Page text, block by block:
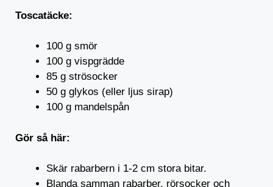
Toscatäcke:
100 g smör
100 g vispgrädde
85 g strösocker
50 g glykos (eller ljus sirap)
100 g mandelspån
Gör så här:
Skär rabarbern i 1-2 cm stora bitar.
Blanda samman rabarber, rörsocker och